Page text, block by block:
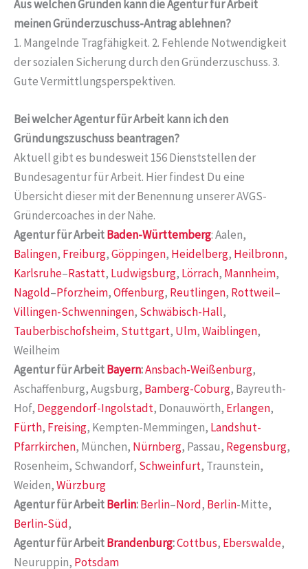
Aus welchen Gründen kann die Agentur für Arbeit
meinen Gründerzuschuss-Antrag ablehnen?
1. Mangelnde Tragfähigkeit. 2. Fehlende Notwendigkeit
der sozialen Sicherung durch den Gründerzuschuss. 3.
Gute Vermittlungsperspektiven.
Bei welcher Agentur für Arbeit kann ich den
Gründungszuschuss beantragen?
Aktuell gibt es bundesweit 156 Dienststellen der
Bundesagentur für Arbeit. Hier findest Du eine
Übersicht dieser mit der Benennung unserer AVGS-
Gründercoaches in der Nähe.
Agentur für ArbeitBaden-Württemberg: Aalen,
Balingen, Freiburg,Göppingen, Heidelberg, Heilbronn,
Karlsruhe–Rastatt, Ludwigsburg, Lörrach, Mannheim,
Nagold–Pforzheim,Offenburg, Reutlingen, Rottweil–
Villingen-Schwenningen, Schwäbisch-Hall,
Tauberbischofsheim, Stuttgart, Ulm,Waiblingen,
Weilheim
Agentur für ArbeitBayern:Ansbach-Weißenburg,
Aschaffenburg, Augsburg, Bamberg-Coburg, Bayreuth-
Hof, Deggendorf-Ingolstadt, Donauwörth, Erlangen,
Fürth, Freising, Kempten-Memmingen, Landshut-
Pfarrkirchen, München, Nürnberg, Passau, Regensburg,
Rosenheim, Schwandorf, Schweinfurt, Traunstein,
Weiden,Würzburg
Agentur für ArbeitBerlin:Berlin–Nord, Berlin-Mitte,
Berlin-Süd,
Agentur für ArbeitBrandenburg:Cottbus, Eberswalde,
Neuruppin, Potsdam